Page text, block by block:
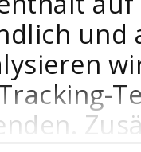
und